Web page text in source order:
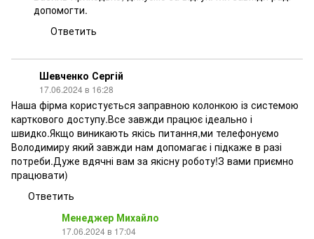
допомогти.
Ответить
Шевченко Сергій
17.06.2024 в 16:28
Наша фірма користується заправною колонкою із системою
карткового доступу.Все завжди працює ідеально і
швидко.Якщо виникають якісь питання,ми телефонуємо
Володимиру який завжди нам допомагає і підкаже в разі
потреби.Дуже вдячні вам за якісну роботу!З вами приємно
працювати)
Ответить
Менеджер Михайло
17.06.2024 в 17:04